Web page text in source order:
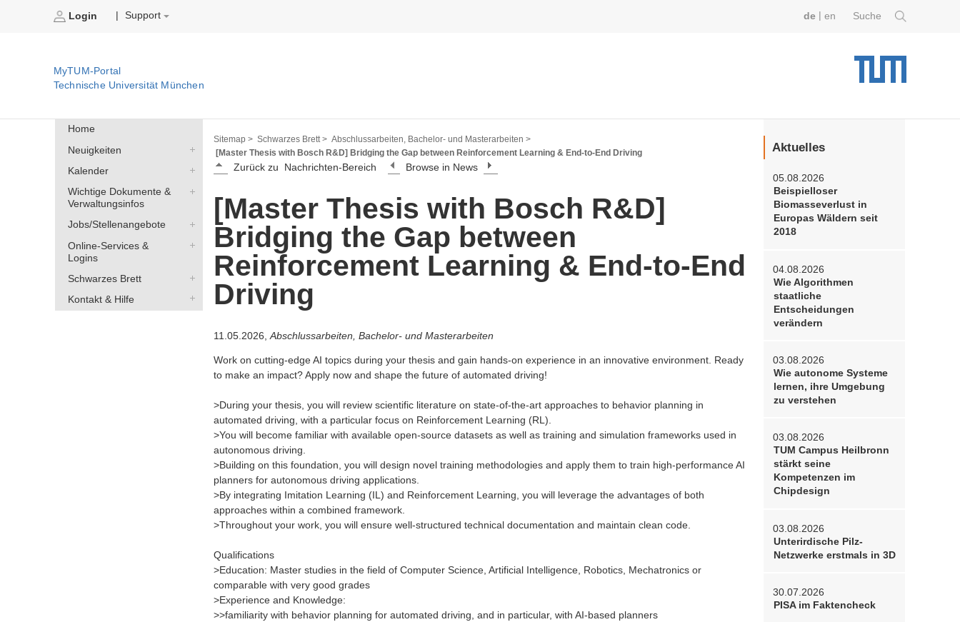
Login Support Suche
de en
MyTUM-Portal
Technische Universität München
Home
Neuigkeiten
Kalender
Wichtige Dokumente &
Verwaltungsinfos
Jobs/Stellenangebote
Online-Services &
Logins
Schwarzes Brett
Kontakt & Hilfe
Sitemap > Schwarzes Brett > Abschlussarbeiten, Bachelor- und Masterarbeiten >
[Master Thesis with Bosch R&D] Bridging the Gap between Reinforcement Learning & End-to-End Driving
Zurück zu Nachrichten-Bereich Browse in News
[Master Thesis with Bosch R&D]
Bridging the Gap between
Reinforcement Learning & End-to-End
Driving
11.05.2026, Abschlussarbeiten, Bachelor- und Masterarbeiten
Work on cutting-edge AI topics during your thesis and gain hands-on experience in an innovative environment. Ready
to make an impact? Apply now and shape the future of automated driving!
>During your thesis, you will review scientific literature on state-of-the-art approaches to behavior planning in
automated driving, with a particular focus on Reinforcement Learning (RL).
>You will become familiar with available open-source datasets as well as training and simulation frameworks used in
autonomous driving.
>Building on this foundation, you will design novel training methodologies and apply them to train high-performance AI
planners for autonomous driving applications.
>By integrating Imitation Learning (IL) and Reinforcement Learning, you will leverage the advantages of both
approaches within a combined framework.
>Throughout your work, you will ensure well-structured technical documentation and maintain clean code.
Qualifications
>Education: Master studies in the field of Computer Science, Artificial Intelligence, Robotics, Mechatronics or
comparable with very good grades
>Experience and Knowledge:
>>familiarity with behavior planning for automated driving, and in particular, with AI-based planners
Aktuelles
05.08.2026
Beispielloser
Biomasseverlust in
Europas Wäldern seit
2018
04.08.2026
Wie Algorithmen
staatliche
Entscheidungen
verändern
03.08.2026
Wie autonome Systeme
lernen, ihre Umgebung
zu verstehen
03.08.2026
TUM Campus Heilbronn
stärkt seine
Kompetenzen im
Chipdesign
03.08.2026
Unterirdische Pilz-
Netzwerke erstmals in 3D
30.07.2026
PISA im Faktencheck